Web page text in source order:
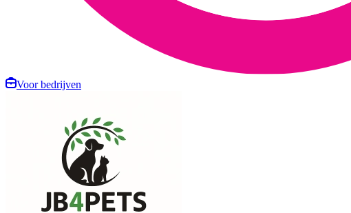
Voor bedrijven